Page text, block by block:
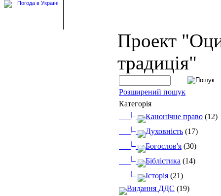
Проект
традиція"
Розширений пошук
Категорія
|_ Канонічне право (12)
|_ Духовність (17)
|_ Богослов'я (30)
|_ Біблістика (14)
|_ Історія (21)
Видання ДДС (19)